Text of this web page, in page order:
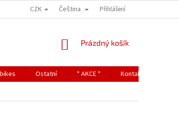
TERMS OF PERSONAL DATA PROTECTION
CZK Čeština Přihlášení
NÁKUPNÍ
Prázdný košík
Ostatní * AKCE *
Kontakty